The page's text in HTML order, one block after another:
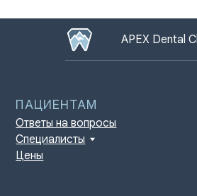
APEX Dental
ПАЦИЕНТАМ
Цены